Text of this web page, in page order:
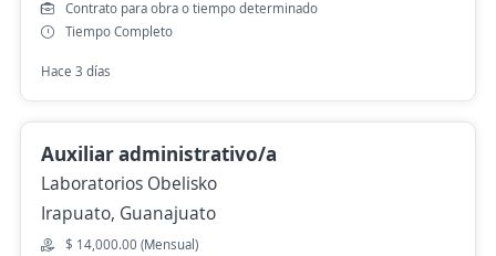
Contrato para obra o tiempo determinado
Tiempo Completo
Hace 3 días
Auxiliar administrativo/a
Laboratorios Obelisko
Irapuato, Guanajuato
$ 14,000.00 (Mensual)